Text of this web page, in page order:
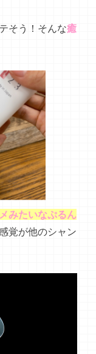
みたいなぷるん
覚が他のシャン
サージを受けて
分へのご褒美っ